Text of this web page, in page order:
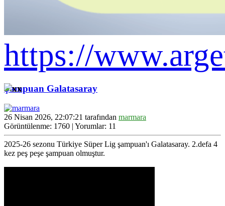
https://
Şampuan Galatasaray
26 Nisan 2026, 22:07:21 tarafından marmara
Görüntülenme: 1760 | Yorumlar: 11
2025-26 sezonu Türkiye Süper Lig şampuan'ı Galatasaray. 2.defa 4
kez peş peşe şampuan olmuştur.